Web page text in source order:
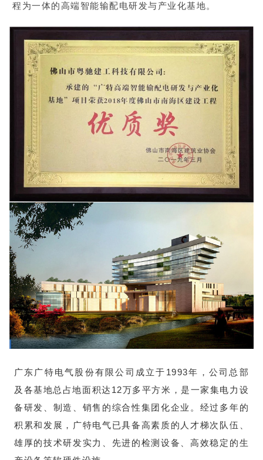
程为一体的高端智能输配电研发与产业化基地。
广东广特电气股份有限公司成立于1993年，公司总部
及各基地总占地面积达12万多平方米，是一家集电力设
备研发、制造、销售的综合性集团化企业。经过多年的
积累和发展，广特电气已具备高素质的人才梯次队伍、
雄厚的技术研发实力、先进的检测设备、高效稳定的生